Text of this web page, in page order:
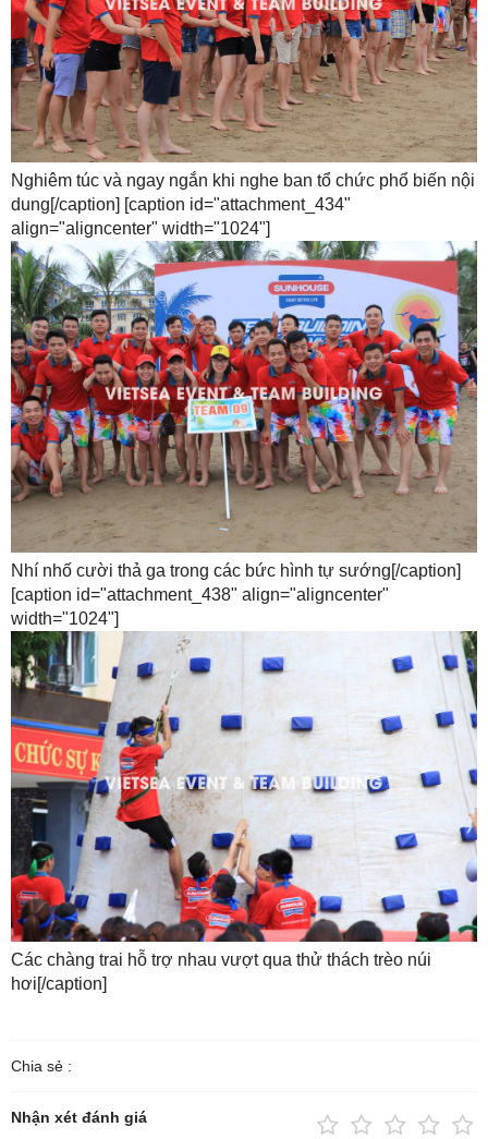
Nghiêm túc và ngay ngắn khi nghe ban tổ chức phổ biến nội
dung[/caption] [caption id="attachment_434"
align="aligncenter" width="1024"]
Nhí nhố cười thả ga trong các bức hình tự sướng[/caption]
[caption id="attachment_438" align="aligncenter"
width="1024"]
Các chàng trai hỗ trợ nhau vượt qua thử thách trèo núi
hơi[/caption]
Chia sẻ :
Nhận xét đánh giá